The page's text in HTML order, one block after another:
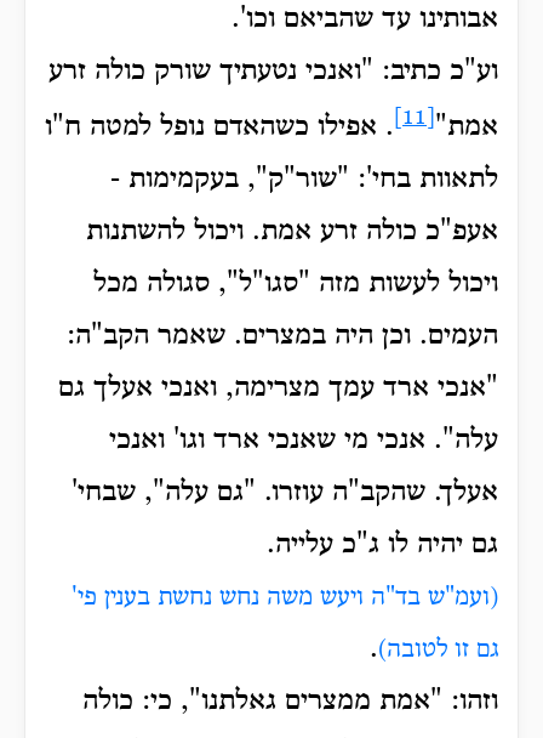
אבותינו עד שהביאם וכו'.
וע"כ כתיב: "ואנכי נטעתיך שורק כולה זרע
אמת"
. אפילו כשהאדם נופל למטה ח"ו
לתאוות בחי': "שור"ק", בעקמימות -
אעפ"כ כולה זרע אמת. ויכול להשתנות
ויכול לעשות מזה "סגו"ל", סגולה מכל
העמים. וכן היה במצרים. שאמר הקב"ה:
"אנכי ארד עמך מצרימה, ואנכי אעלך גם
עלה". אנכי מי שאנכי ארד וגו' ואנכי
אעלך. שהקב"ה עוזרו. "גם עלה", שבחי'
גם יהיה לו ג"כ עלייה.
(ועמ"ש בד"ה ויעש משה נחש נחשת בענין פי'
גם זו לטובה).
וזהו: "אמת ממצרים גאלתנו", כי: כולה